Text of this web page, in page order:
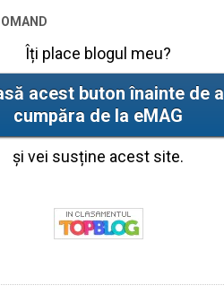
Îți place blogul meu?
acest buton înainte de a
cumpăra de la eMAG
și vei susține acest site.